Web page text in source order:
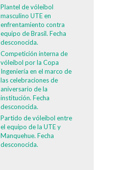
Plantel de vóleibol
masculino UTE en
enfrentamiento contra
equipo de Brasil. Fecha
desconocida.
Competición interna de
vóleibol por la Copa
Ingeniería en el marco de
las celebraciones de
aniversario de la
institución. Fecha
desconocida.
Partido de vóleibol entre
el equipo de la UTE y
Manquehue. Fecha
desconocida.